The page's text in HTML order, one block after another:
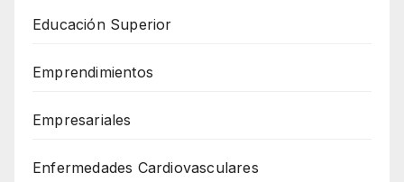
Educación Superior
Emprendimientos
Empresariales
Enfermedades Cardiovasculares